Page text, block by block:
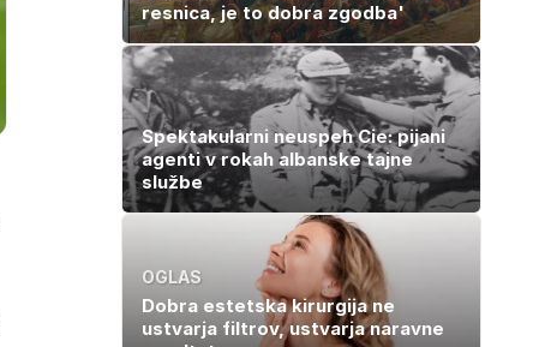
resnica, je to dobra zgodba'
Spektakularni neuspeh Cie: pijani
agenti v rokah albanske tajne
službe
OGLAS
Dobra estetska kirurgija ne
ustvarja filtrov, ustvarja naravne